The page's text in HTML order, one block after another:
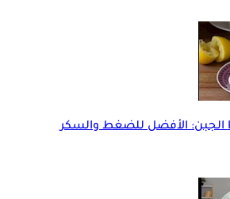
الجبن: الأفضل للضغط والسكر